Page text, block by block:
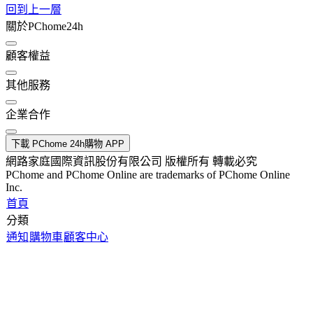
回到上一層
關於PChome24h
顧客權益
其他服務
企業合作
下載 PChome 24h購物 APP
網路家庭國際資訊股份有限公司 版權所有 轉載必究
PChome and PChome Online are trademarks of PChome Online
Inc.
首頁
分類
通知 購物車顧客中心